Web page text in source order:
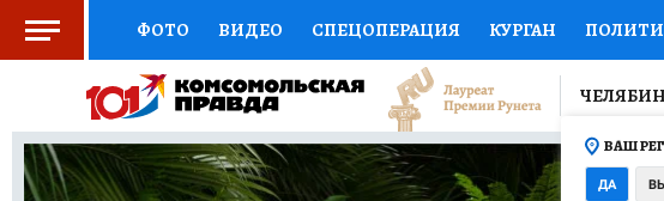
ФОТО ВИДЕО СПЕЦОПЕРАЦИЯ КУРГАН
СОЦПОДДЕРЖКА НАУКА СПОРТ КОЛУМНИСТЫ
ВЫБОР ЭКСПЕРТОВ ДОКТОР ФИНАНСЫ ВАШ
ДА